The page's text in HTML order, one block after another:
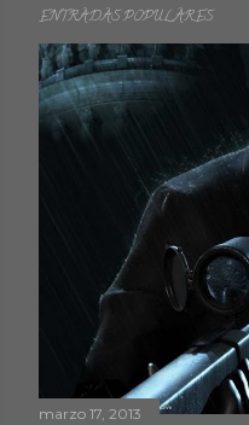
ENTRADAS POPULARES
marzo 17, 2013